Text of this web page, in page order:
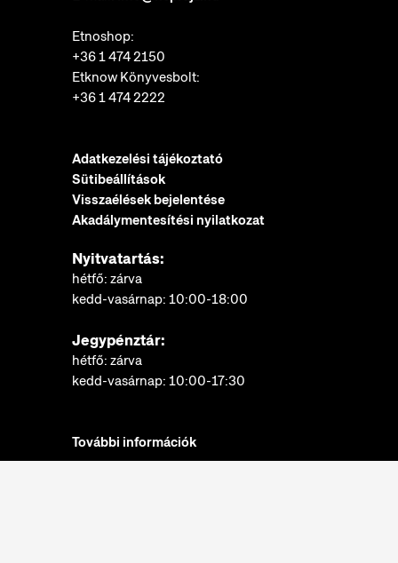
Etnoshop:
+36 1 474 2150
Etknow Könyvesbolt:
+36 1 474 2222
Adatkezelési tájékoztató
Sütibeállítások
Visszaélések bejelentése
Akadálymentesítési nyilatkozat
Nyitvatartás:
hétfő: zárva
kedd-vasárnap: 10:00-18:00
Jegypénztár:
hétfő: zárva
kedd-vasárnap: 10:00-17:30
További információk